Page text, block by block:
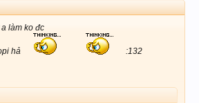
làm ko đc
hả
:132